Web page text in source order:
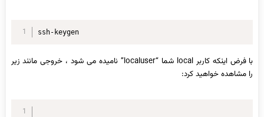
ssh-keygen
با فرض اینکه کاربر local شما “localuser” نامیده می شود ، خروجی مانند زیر
را مشاهده خواهید کرد: